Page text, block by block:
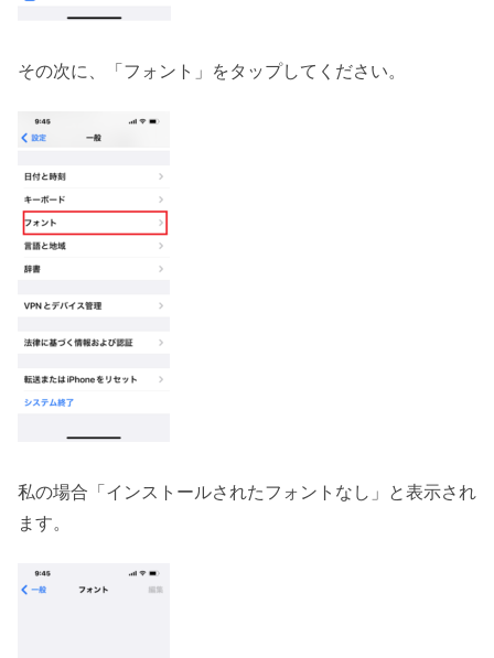
その次に、「フォント」をタップしてください。
私の場合「インストールされたフォントなし」と表示され
ます。